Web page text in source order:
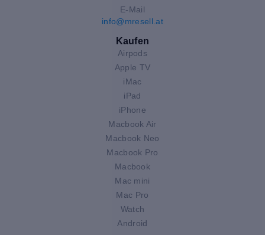
E-Mail
info@mresell.at
Kaufen
Airpods
Apple TV
iMac
iPad
iPhone
Macbook Air
Macbook Neo
Macbook Pro
Macbook
Mac mini
Mac Pro
Watch
Android